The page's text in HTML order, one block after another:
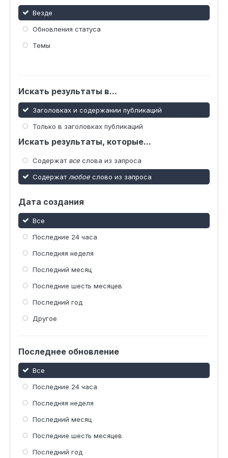
Везде
Обновления статуса
Темы
Искать результаты в...
Заголовках и содержании публикаций
Только в заголовках публикаций
Искать результаты, которые...
Содержат все слова из запроса
Содержат любое слово из запроса
Дата создания
Все
Последние 24 часа
Последняя неделя
Последний месяц
Последние шесть месяцев
Последний год
Другое
Последнее обновление
Все
Последние 24 часа
Последняя неделя
Последний месяц
Последние шесть месяцев
Последний год